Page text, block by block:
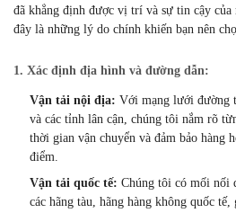
đã khẳng định được vị trí và sự tin cậy
đây là những lý do chính khiến bạn nên
1. Xác định địa hình và đường dẫn:
Vận tải nội địa:Với mạng lưới đường
và các tỉnh lân cận,chúng tôi nắm rõ
thời gian vận chuyển và đảm bảo hàng
điểm.
Vận tải quốc tế:Chúng tôi có mối nối
các hãng tàu,hãng hàng không quốc tế,